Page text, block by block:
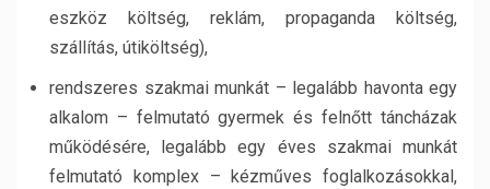
eszköz költség, reklám, propaganda költség,
szállítás, útiköltség),
rendszeres szakmai munkát – legalább havonta egy
alkalom – felmutató gyermek és felnőtt táncházak
működésére, legalább egy éves szakmai munkát
felmutató komplex – kézműves foglalkozásokkal,